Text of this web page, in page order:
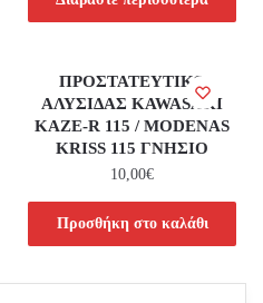
ΠΡΟΣΤΑΤΕΥΤΙΚΟ
ΑΛΥΣΙΔΑΣ KAWASAKI
KAZE-R 115 / MODENAS
KRISS 115 ΓΝΗΣΙΟ
10,00€
Προσθήκη στο καλάθι